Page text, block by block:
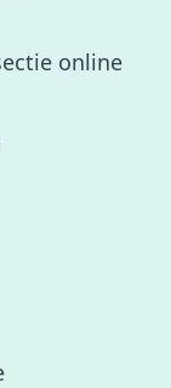
online